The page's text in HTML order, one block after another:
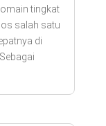
tingkat
salah satu
di